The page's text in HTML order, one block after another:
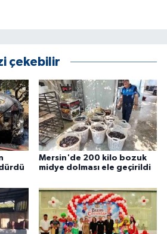
çekebilir
Mersin'de 200 kilo bozuk
midye dolması ele geçirildi